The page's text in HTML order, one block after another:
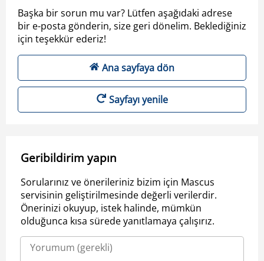
Başka bir sorun mu var? Lütfen aşağıdaki adrese
bir e-posta gönderin, size geri dönelim. Beklediğiniz
için teşekkür ederiz!
Ana sayfaya dön
Sayfayı yenile
Geribildirim yapın
Sorularınız ve önerileriniz bizim için Mascus
servisinin geliştirilmesinde değerli verilerdir.
Önerinizi okuyup, istek halinde, mümkün
olduğunca kısa sürede yanıtlamaya çalışırız.